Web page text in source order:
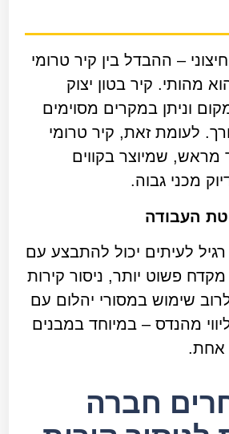
– ההבדל בין קיר טרומי
מהותי. קיר בטון יצוק
וניתן במקרים מסוימים
לעומת זאת, קיר טרומי
מראש, שמיוצר בקווים
מכני גבוה.
העבודה
רגיל לעיתים יכול להתבצע עם
פשוט יותר, ניסור קירות
שימוש במסורי יהלום עם
מהנדס – במיוחד במבנים
אחת.
חברה